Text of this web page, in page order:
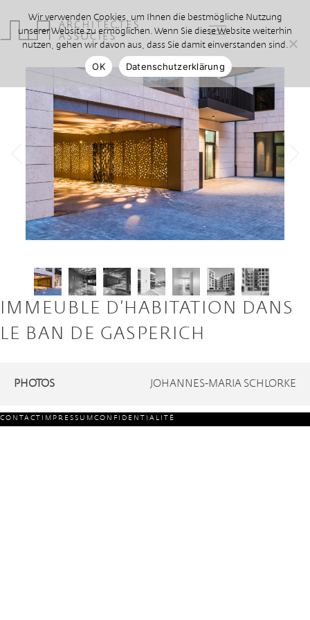
IMMEUBLE D’HABITATION DANS
LE BAN DE GASPERICH
PHOTOS JOHANNES-MARIA SCHLORKE
CONTACT IMPRESSUMCONFIDENTIALITÉ
Wir verwenden Cookies, um Ihnen die bestmögliche Nutzung
unserer Website zu ermöglichen. Wenn Sie diese Website weiterhin
nutzen, gehen wir davon aus, dass Sie damit einverstanden sind.
OK
Datenschutzerklärung